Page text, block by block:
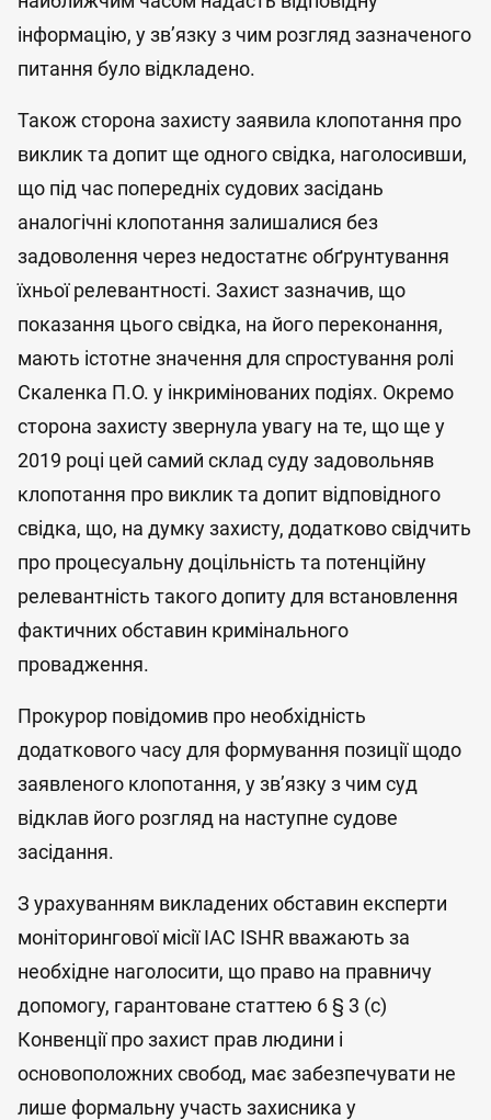
інформацію, у зв’язку з чим розгляд зазначеного
питання було відкладено.
Також сторона захисту заявила клопотання про
виклик та допит ще одного свідка, наголосивши,
що під час попередніх судових засідань
аналогічні клопотання залишалися без
задоволення через недостатнє обґрунтування
їхньої релевантності. Захист зазначив, що
показання цього свідка, на його переконання,
мають істотне значення для спростування ролі
Скаленка П.О. у інкримінованих подіях. Окремо
сторона захисту звернула увагу на те, що ще у
2019 році цей самий склад суду задовольняв
клопотання про виклик та допит відповідного
свідка, що, на думку захисту, додатково свідчить
про процесуальну доцільність та потенційну
релевантність такого допиту для встановлення
фактичних обставин кримінального
провадження.
Прокурор повідомив про необхідність
додаткового часу для формування позиції щодо
заявленого клопотання, у зв’язку з чим суд
відклав його розгляд на наступне судове
засідання.
З урахуванням викладених обставин експерти
моніторингової місії IAC ISHR вважають за
необхідне наголосити, що право на правничу
допомогу, гарантоване статтею 6 § 3 (c)
Конвенції про захист прав людини і
основоположних свобод, має забезпечувати не
лише формальну участь захисника у